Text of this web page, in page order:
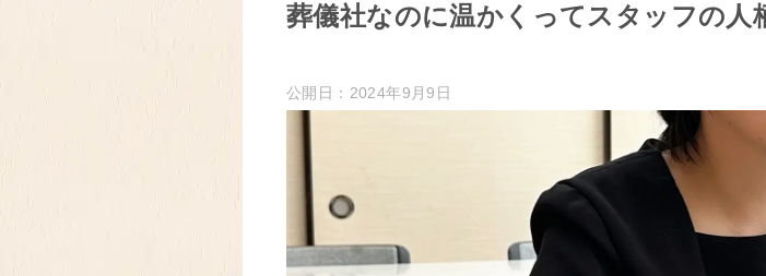
葬儀社なのに温かくってスタッフの人
公開日：2024年9月9日